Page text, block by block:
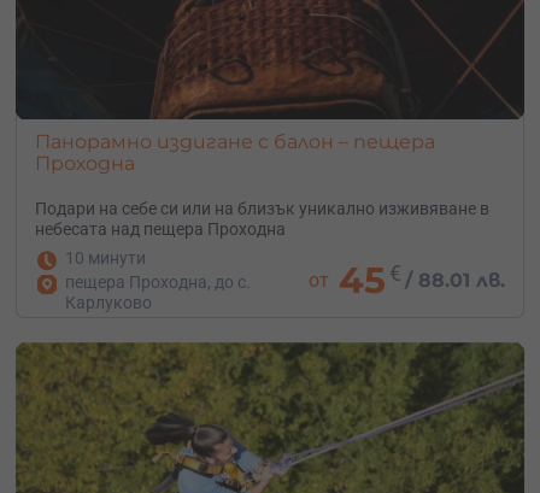
Панорамно издигане с балон – пещера
Проходна
Подари на себе си или на близък уникално изживяване в
небесата над пещера Проходна
10 минути
пещера Проходна, до с.
Карлуково
от 45 € / 88.01 лв.